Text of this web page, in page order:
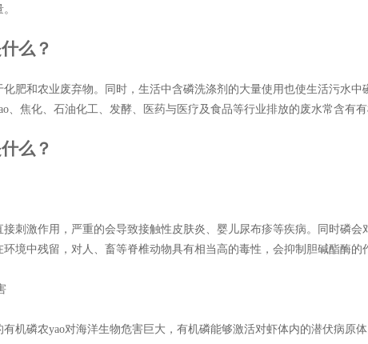
么？
肥和农业废弃物。同时，生活中含磷洗涤剂的大量使用也使生活污水中
、焦化、石油化工、发酵、医药与医疗及食品等行业排放的废水常含有有
么？
刺激作用，严重的会导致接触性皮肤炎、婴儿尿布疹等疾病。同时磷
境中残留，对人、畜等脊椎动物具有相当高的毒性，会抑制胆碱酯酶的
有机磷农yao对海洋生物危害巨大，有机磷能够激活对虾体内的潜伏病原